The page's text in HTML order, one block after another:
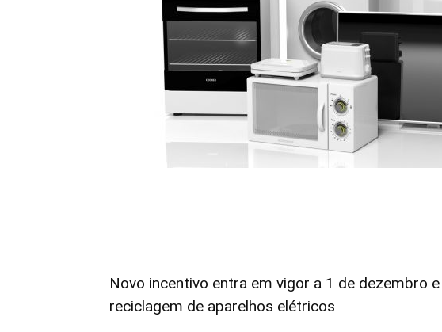
Novo incentivo entra em vigor a 1 de dezembro
reciclagem de aparelhos elétricos